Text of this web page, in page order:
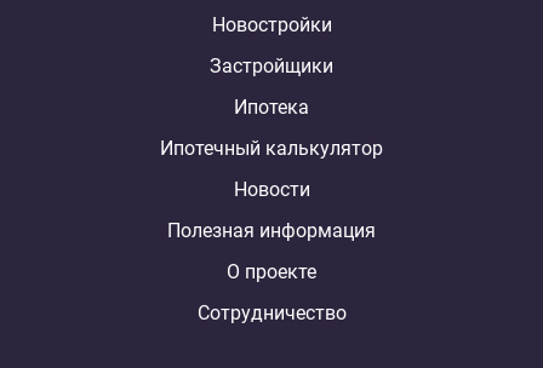
Новостройки
Застройщики
Ипотека
Ипотечный калькулятор
Новости
Полезная информация
О проекте
Сотрудничество